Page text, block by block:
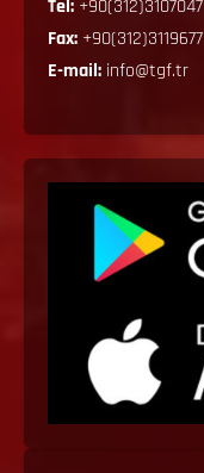
Tel: +90(312)3107047
Fax: +90(312)3119677
E-mail: info@tgf.tr